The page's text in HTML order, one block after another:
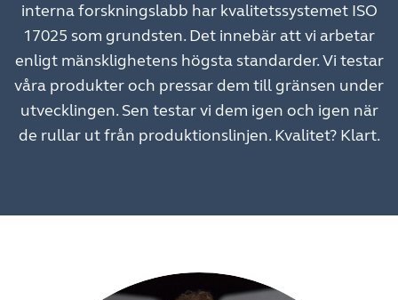
interna forskningslabb har kvalitetssystemet ISO
17025 som grundsten. Det innebär att vi arbetar
enligt mänsklighetens högsta standarder. Vi testar
våra produkter och pressar dem till gränsen under
utvecklingen. Sen testar vi dem igen och igen när
de rullar ut från produktionslinjen. Kvalitet? Klart.